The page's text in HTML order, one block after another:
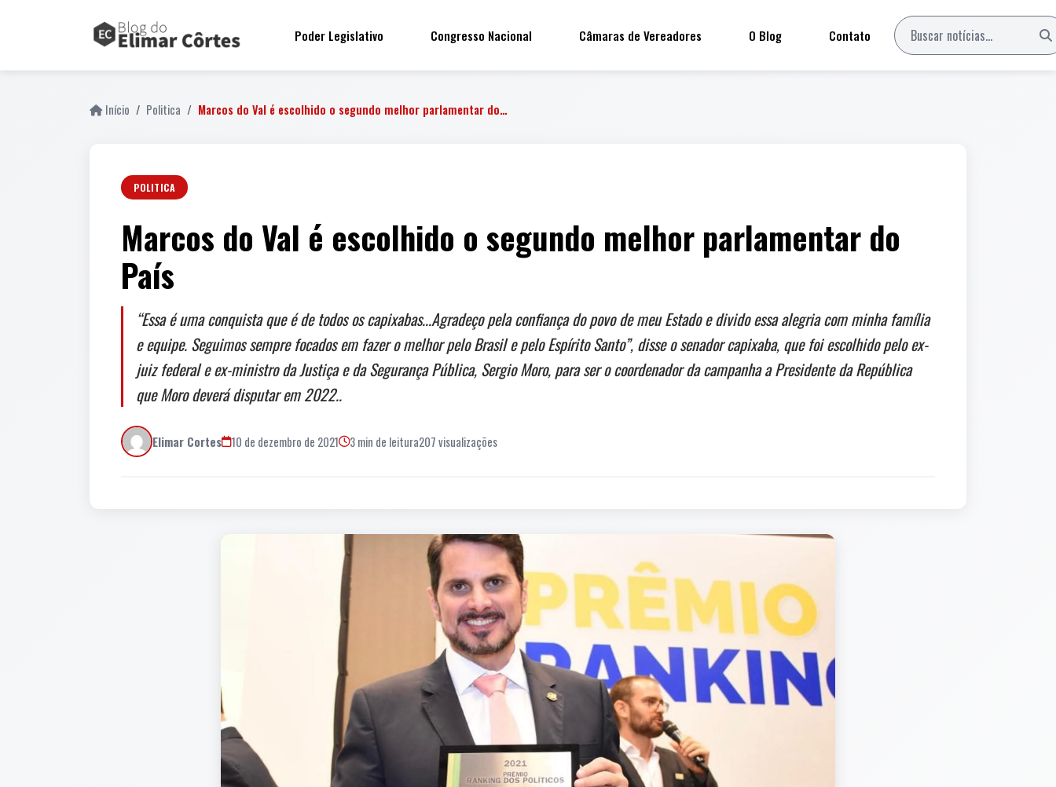
Poder Legislativo Congresso Nacional Câmaras de Vereadores O Blog Contato
Início Politica Marcos do Val é escolhido o segundo melhor parlamentar do…
POLITICA
Marcos do Val é escolhido o segundo melhor parlamentar do
País
“Essa é uma conquista que é de todos os capixabas...Agradeço pela confiança do povo de meu Estado e divido essa alegria com minha família
e equipe. Seguimos sempre focados em fazer o melhor pelo Brasil e pelo Espírito Santo”, disse o senador capixaba, que foi escolhido pelo ex-
juiz federal e ex-ministro da Justiça e da Segurança Pública, Sergio Moro, para ser o coordenador da campanha a Presidente da República
que Moro deverá disputar em 2022..
Elimar Cortes 10 de dezembro de 2021 3 min de leitura207 visualizações